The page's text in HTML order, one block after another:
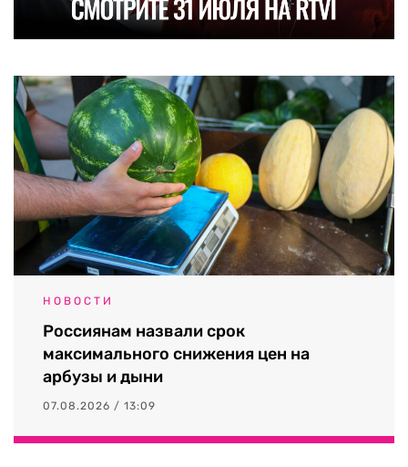
НОВОСТИ
Россиянам назвали срок
максимального снижения цен на
арбузы и дыни
07.08.2026 / 13:09